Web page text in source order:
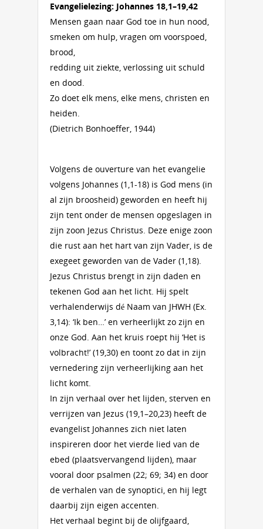
Evangelielezing: Johannes 18,1–19,42
Mensen gaan naar God toe in hun nood,
smeken om hulp, vragen om voorspoed,
brood,
redding uit ziekte, verlossing uit schuld
en dood.
Zo doet elk mens, elke mens, christen en
heiden.
(Dietrich Bonhoeffer, 1944)
Volgens de ouverture van het evangelie
volgens Johannes (1,1-18) is God mens (in
al zijn broosheid) geworden en heeft hij
zijn tent onder de mensen opgeslagen in
zijn zoon Jezus Christus. Deze enige zoon
die rust aan het hart van zijn Vader, is de
exegeet geworden van de Vader (1,18).
Jezus Christus brengt in zijn daden en
tekenen God aan het licht. Hij spelt
verhalenderwijs dé Naam van JHWH (Ex.
3,14): ‘Ik ben…’ en verheerlijkt zo zijn en
onze God. Aan het kruis roept hij ‘Het is
volbracht!’ (19,30) en toont zo dat in zijn
vernedering zijn verheerlijking aan het
licht komt.
In zijn verhaal over het lijden, sterven en
verrijzen van Jezus (19,1–20,23) heeft de
evangelist Johannes zich niet laten
inspireren door het vierde lied van de
ebed (plaatsvervangend lijden), maar
vooral door psalmen (22; 69; 34) en door
de verhalen van de synoptici, en hij legt
daarbij zijn eigen accenten.
Het verhaal begint bij de olijfgaard,